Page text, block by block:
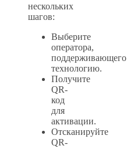
нескольких
шагов:
Выберите
оператора,
поддерживающего
технологию.
Получите
QR-
код
для
активации.
Отсканируйте
QR-